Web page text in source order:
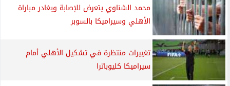
محمد الشناوي يتعرض للإصابة ويغادر مباراة
الأهلي وسيراميكا بالسوبر
تغييرات منتظرة في تشكيل الأهلي أمام
سيراميكا كليوباترا